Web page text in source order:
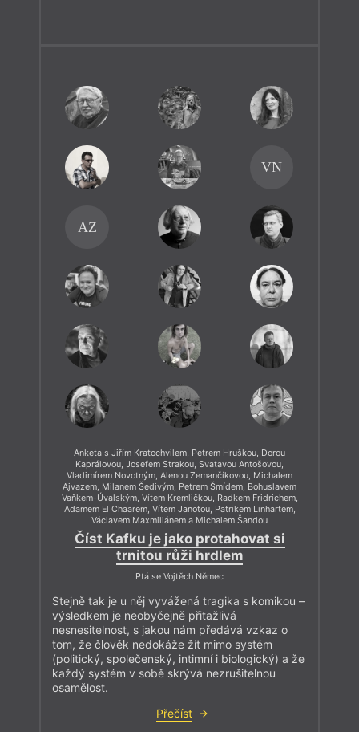
VN
AZ
Anketa s Jiřím Kratochvilem, Petrem Hruškou, Dorou
Kaprálovou, Josefem Strakou, Svatavou Antošovou,
Vladimírem Novotným, Alenou Zemančíkovou, Michalem
Ajvazem, Milanem Šedivým, Petrem Šmídem, Bohuslavem
Vaňkem-Úvalským, Vítem Kremličkou, Radkem Fridrichem,
Adamem El Chaarem, Vítem Janotou, Patrikem Linhartem,
Václavem Maxmiliánem a Michalem Šandou
Číst Kafku je jako protahovat si
trnitou růži hrdlem
Ptá se Vojtěch Němec
Stejně tak je u něj vyvážená tragika s komikou –
výsledkem je neobyčejně přitažlivá
nesnesitelnost, s jakou nám předává vzkaz o
tom, že člověk nedokáže žít mimo systém
(politický, společenský, intimní i biologický) a že
každý systém v sobě skrývá nezrušitelnou
osamělost.
Přečíst